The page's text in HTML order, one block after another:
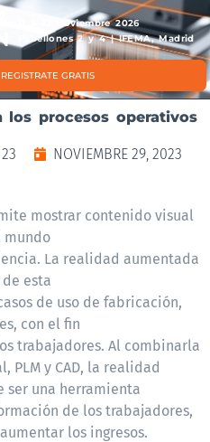
11 & 12 noviembre 2026
Pabellones 2 y 4 | IFEMA, Madrid
REGISTRATE GRATIS
los procesos operativos
NOVIEMBRE 29, 2023
mostrar contenido visual
mundo
La realidad aumentada
esta
de uso de fabricación,
con el fin
trabajadores. Al combinarla
PLM y CAD, la realidad
una herramienta
de los trabajadores,
los ingresos.